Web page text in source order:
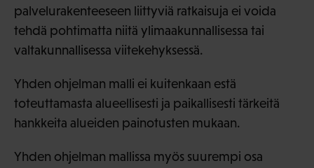
palvelurakenteeseen liittyviä ratkaisuja ei voida
tehdä pohtimatta niitä ylimaakunnallisessa tai
valtakunnallisessa viitekehyksessä.
Yhden ohjelman malli ei kuitenkaan estä
toteuttamasta alueellisesti ja paikallisesti tärkeitä
hankkeita alueiden painotusten mukaan.
Yhden ohjelman mallissa myös suurempi osa